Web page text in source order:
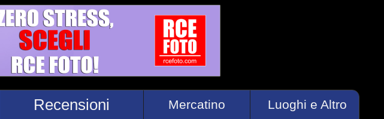
Recensioni Mercatino Luoghi e Altro